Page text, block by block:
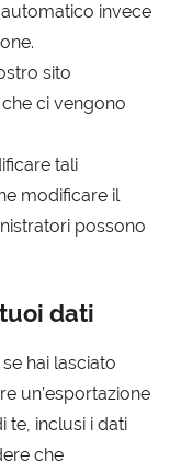
invece
sito
ci vengono
tali
modificare il
possono
dati
hai lasciato
un’esportazione
te, inclusi i dati
che